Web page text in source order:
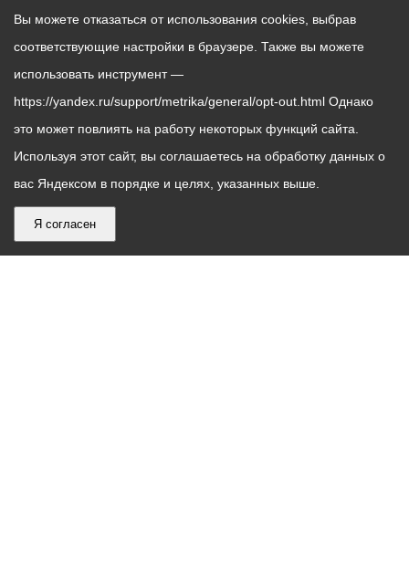
Вы можете отказаться от использования cookies, выбрав
соответствующие настройки в браузере. Также вы можете
использовать инструмент —
https://yandex.ru/support/metrika/general/opt-out.html Однако
это может повлиять на работу некоторых функций сайта.
Используя этот сайт, вы соглашаетесь на обработку данных о
вас Яндексом в порядке и целях, указанных выше.
Я согласен